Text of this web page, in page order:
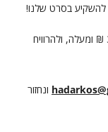
להשקיע בסרט שלנו!
מזמינים אותך להצטרף אלינו, בהשקעה של 30,000 ₪ ומעלה, ולהרוויח
ונחזור